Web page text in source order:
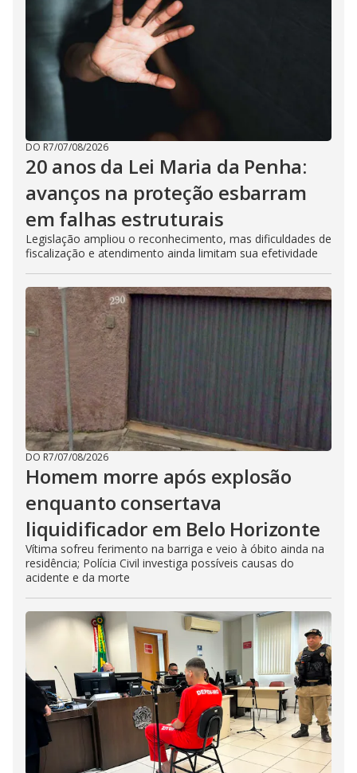
DO R7/07/08/2026
20 anos da Lei Maria da Penha:
avanços na proteção esbarram
em falhas estruturais
Legislação ampliou o reconhecimento, mas dificuldades de
fiscalização e atendimento ainda limitam sua efetividade
DO R7/07/08/2026
Homem morre após explosão
enquanto consertava
liquidificador em Belo Horizonte
Vítima sofreu ferimento na barriga e veio à óbito ainda na
residência; Polícia Civil investiga possíveis causas do
acidente e da morte